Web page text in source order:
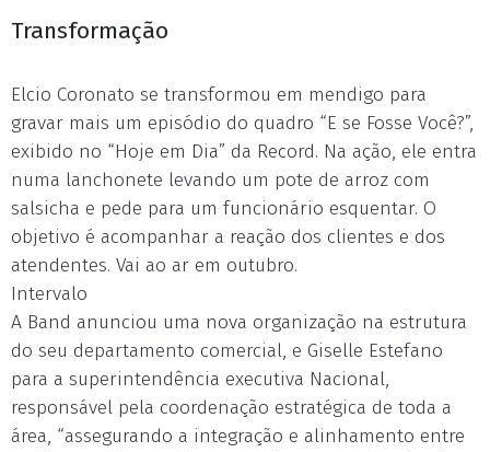
Transformação
Elcio Coronato se transformou em mendigo para
gravar mais um episódio do quadro “E se Fosse Você?”,
exibido no “Hoje em Dia” da Record. Na ação, ele entra
numa lanchonete levando um pote de arroz com
salsicha e pede para um funcionário esquentar. O
objetivo é acompanhar a reação dos clientes e dos
atendentes. Vai ao ar em outubro.
Intervalo
A Band anunciou uma nova organização na estrutura
do seu departamento comercial, e Giselle Estefano
para a superintendência executiva Nacional,
responsável pela coordenação estratégica de toda a
área, “assegurando a integração e alinhamento entre